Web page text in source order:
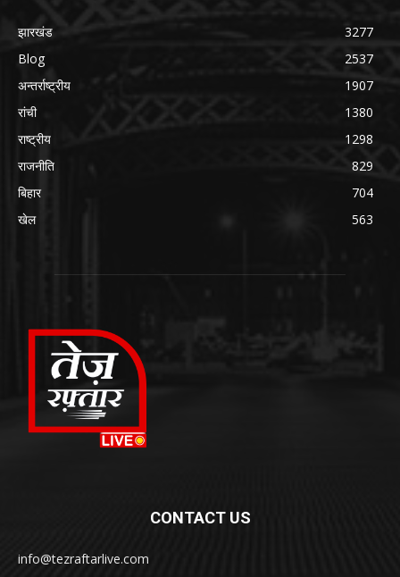
झारखंड
3277
Blog
2537
अन्तर्राष्ट्रीय
1907
रांची
1380
राष्ट्रीय
1298
राजनीति
829
बिहार
704
खेल
563
CONTACT US
info@tezraftarlive.com